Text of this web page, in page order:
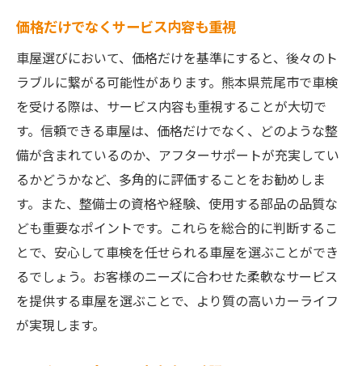
地域住民の生活をサポート
地元教育機関との連携
社会貢献活動を通じた信頼構築
安心の車検！熊本県荒尾市の車屋選びガイド
情報収集の重要性
見積もり比較で賢く選ぶ
サポート体制の充実度確認
納得のいくサービス内容を選ぶ
地域に根付く車屋の魅力
信頼の車屋を見つけるためのヒント
価格だけでなくサービス内容も重視
車屋選びにおいて、価格だけを基準にすると、後々のト
ラブルに繋がる可能性があります。熊本県荒尾市で車検
を受ける際は、サービス内容も重視することが大切で
す。信頼できる車屋は、価格だけでなく、どのような整
備が含まれているのか、アフターサポートが充実してい
るかどうかなど、多角的に評価することをお勧めしま
す。また、整備士の資格や経験、使用する部品の品質な
ども重要なポイントです。これらを総合的に判断するこ
とで、安心して車検を任せられる車屋を選ぶことができ
るでしょう。お客様のニーズに合わせた柔軟なサービス
を提供する車屋を選ぶことで、より質の高いカーライフ
が実現します。